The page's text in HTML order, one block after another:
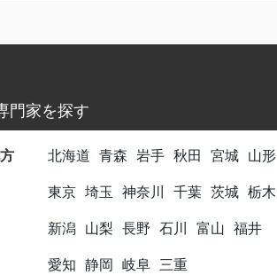
門家を探す
北海道 青森 岩手 秋田 宮城 山形
東京 埼玉 神奈川 千葉 茨城 栃木
新潟 山梨 長野 石川 富山 福井
愛知 静岡 岐阜 三重